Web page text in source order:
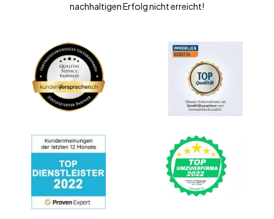
nachhaltigen Erfolg nicht erreicht!